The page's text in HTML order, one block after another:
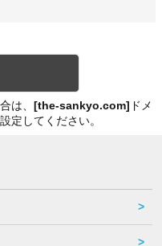
は、 [the-sankyo.com] ドメ
定してください。